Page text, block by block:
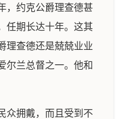
，约克公爵理查德甚
任期长达十年。这其
理查德还是兢兢业业
尔兰总督之一。他和
众拥戴，而且受到不